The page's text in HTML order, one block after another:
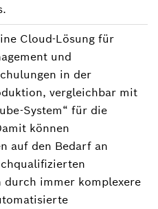
Cloud-Lösung für
und
in der
vergleichbar mit
System“ für die
können
auf den Bedarf an
durch immer komplexere